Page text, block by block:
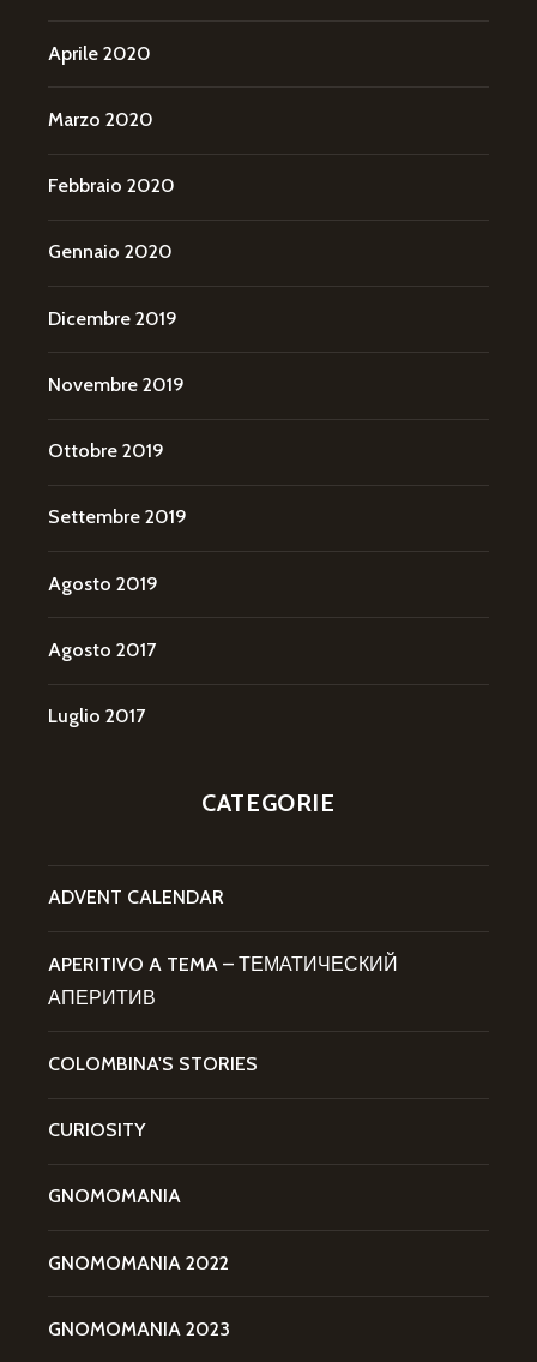
Aprile 2020
Marzo 2020
Febbraio 2020
Gennaio 2020
Dicembre 2019
Novembre 2019
Ottobre 2019
Settembre 2019
Agosto 2019
Agosto 2017
Luglio 2017
CATEGORIE
ADVENT CALENDAR
APERITIVO A TEMA – ТЕМАТИЧЕСКИЙ
АПЕРИТИВ
COLOMBINA'S STORIES
CURIOSITY
GNOMOMANIA
GNOMOMANIA 2022
GNOMOMANIA 2023